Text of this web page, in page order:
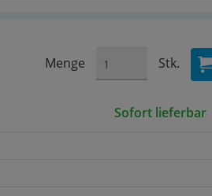
Menge Stk.
Sofort lieferbar